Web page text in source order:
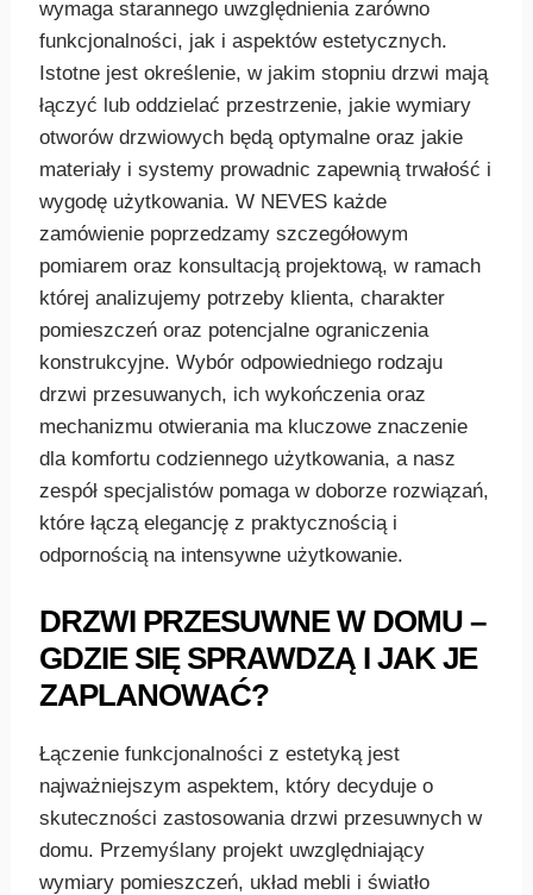
wymaga starannego uwzględnienia zarówno
funkcjonalności, jak i aspektów estetycznych.
Istotne jest określenie, w jakim stopniu drzwi mają
łączyć lub oddzielać przestrzenie, jakie wymiary
otworów drzwiowych będą optymalne oraz jakie
materiały i systemy prowadnic zapewnią trwałość i
wygodę użytkowania. W NEVES każde
zamówienie poprzedzamy szczegółowym
pomiarem oraz konsultacją projektową, w ramach
której analizujemy potrzeby klienta, charakter
pomieszczeń oraz potencjalne ograniczenia
konstrukcyjne. Wybór odpowiedniego rodzaju
drzwi przesuwanych, ich wykończenia oraz
mechanizmu otwierania ma kluczowe znaczenie
dla komfortu codziennego użytkowania, a nasz
zespół specjalistów pomaga w doborze rozwiązań,
które łączą elegancję z praktycznością i
odpornością na intensywne użytkowanie.
DRZWI PRZESUWNE W DOMU –
GDZIE SIĘ SPRAWDZĄ I JAK JE
ZAPLANOWAĆ?
Łączenie funkcjonalności z estetyką jest
najważniejszym aspektem, który decyduje o
skuteczności zastosowania drzwi przesuwnych w
domu. Przemyślany projekt uwzględniający
wymiary pomieszczeń, układ mebli i światło